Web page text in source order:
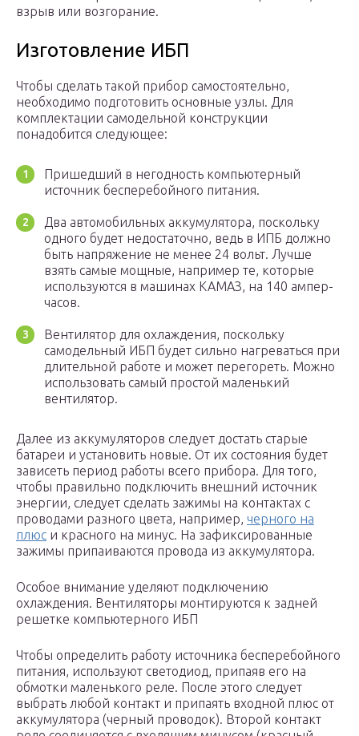
взрыв или возгорание.
Изготовление ИБП
Чтобы сделать такой прибор самостоятельно,
необходимо подготовить основные узлы. Для
комплектации самодельной конструкции
понадобится следующее:
Пришедший в негодность компьютерный
источник бесперебойного питания.
Два автомобильных аккумулятора, поскольку
одного будет недостаточно, ведь в ИПБ должно
быть напряжение не менее 24 вольт. Лучше
взять самые мощные, например те, которые
используются в машинах КАМАЗ, на 140 ампер-
часов.
Вентилятор для охлаждения, поскольку
самодельный ИБП будет сильно нагреваться при
длительной работе и может перегореть. Можно
использовать самый простой маленький
вентилятор.
Далее из аккумуляторов следует достать старые
батареи и установить новые. От их состояния будет
зависеть период работы всего прибора. Для того,
чтобы правильно подключить внешний источник
энергии, следует сделать зажимы на контактах с
проводами разного цвета, например, черного на
плюс и красного на минус. На зафиксированные
зажимы припаиваются провода из аккумулятора.
Особое внимание уделяют подключению
охлаждения. Вентиляторы монтируются к задней
решетке компьютерного ИБП
Чтобы определить работу источника бесперебойного
питания, используют светодиод, припаяв его на
обмотки маленького реле. После этого следует
выбрать любой контакт и припаять входной плюс от
аккумулятора (черный проводок). Второй контакт